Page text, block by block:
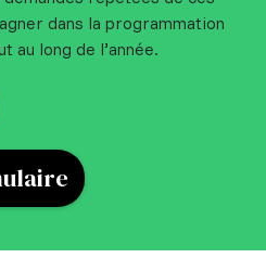
dans la programmation
long de l’année.